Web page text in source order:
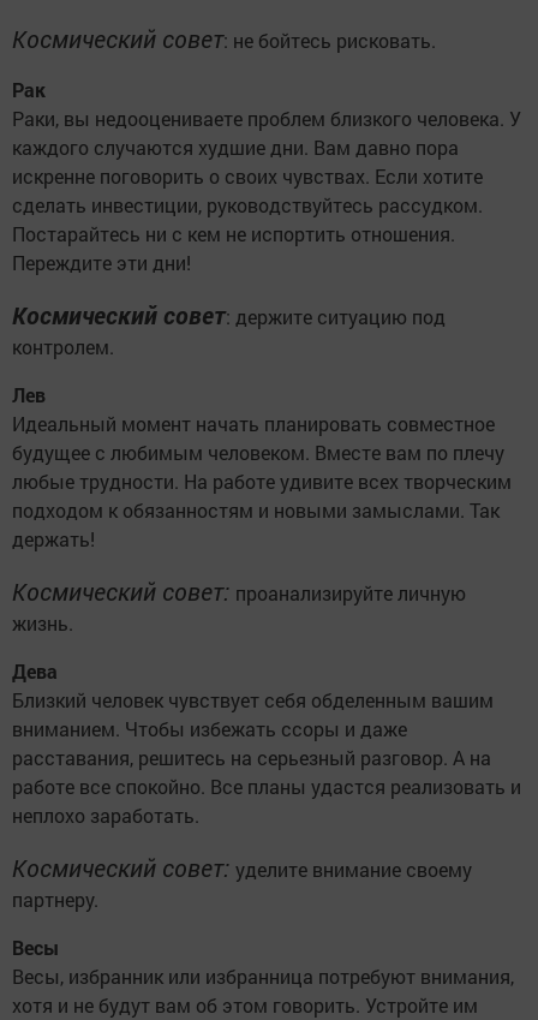
Космический совет: не бойтесь рисковать.
Рак
Раки, вы недооцениваете проблем близкого человека. У
каждого случаются худшие дни. Вам давно пора
искренне поговорить о своих чувствах. Если хотите
сделать инвестиции, руководствуйтесь рассудком.
Постарайтесь ни с кем не испортить отношения.
Переждите эти дни!
Космический совет: держите ситуацию под
контролем.
Лев
Идеальный момент начать планировать совместное
будущее с любимым человеком. Вместе вам по плечу
любые трудности. На работе удивите всех творческим
подходом к обязанностям и новыми замыслами. Так
держать!
Космический совет: проанализируйте личную
жизнь.
Дева
Близкий человек чувствует себя обделенным вашим
вниманием. Чтобы избежать ссоры и даже
расставания, решитесь на серьезный разговор. А на
работе все спокойно. Все планы удастся реализовать и
неплохо заработать.
Космический совет: уделите внимание своему
партнеру.
Весы
Весы, избранник или избранница потребуют внимания,
хотя и не будут вам об этом говорить. Устройте им